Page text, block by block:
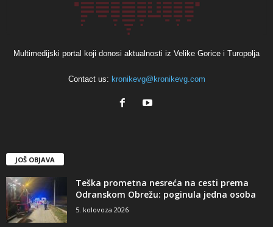
Multimedijski portal koji donosi aktualnosti iz Velike Gorice i Turopolja
Contact us: kronikevg@kronikevg.com
JOŠ OBJAVA
Teška prometna nesreća na cesti prema
Odranskom Obrežu: poginula jedna osoba
5. kolovoza 2026